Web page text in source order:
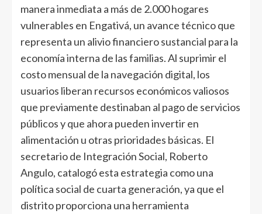
manera inmediata a más de 2.000 hogares
vulnerables en Engativá, un avance técnico que
representa un alivio financiero sustancial para la
economía interna de las familias. Al suprimir el
costo mensual de la navegación digital, los
usuarios liberan recursos económicos valiosos
que previamente destinaban al pago de servicios
públicos y que ahora pueden invertir en
alimentación u otras prioridades básicas. El
secretario de Integración Social, Roberto
Angulo, catalogó esta estrategia como una
política social de cuarta generación, ya que el
distrito proporciona una herramienta